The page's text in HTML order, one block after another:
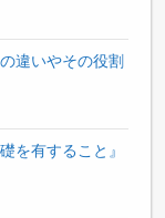
違いやその役割
を有すること』